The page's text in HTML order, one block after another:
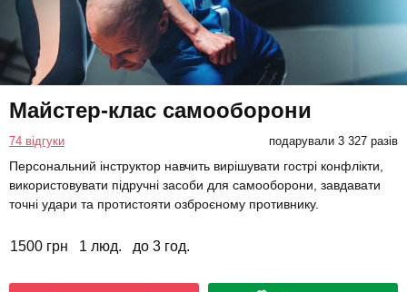
Майстер-клас самооборони
74 відгуки подарували 3 327 разів
Персональний інструктор навчить вирішувати гострі конфлікти,
використовувати підручні засоби для самооборони, завдавати
точні удари та протистояти озброєному противнику.
1500 грн 1 люд. до 3 год.